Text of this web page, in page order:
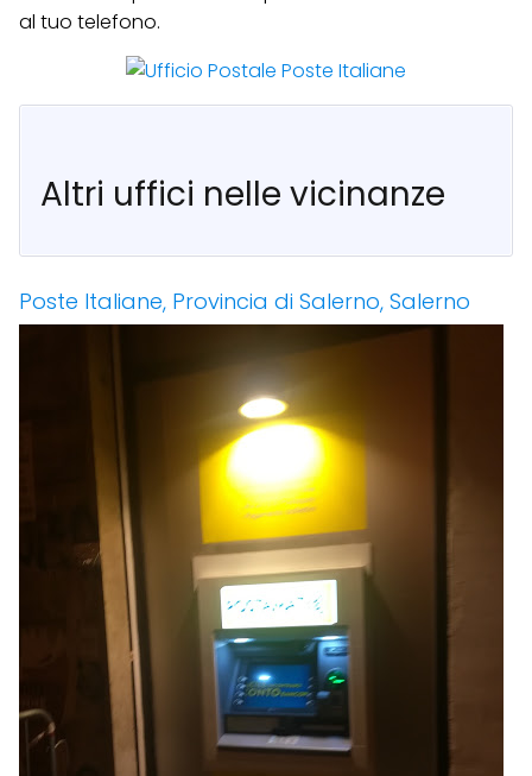
al tuo telefono.
Altri uffici nelle vicinanze
Poste Italiane, Provincia di Salerno, Salerno